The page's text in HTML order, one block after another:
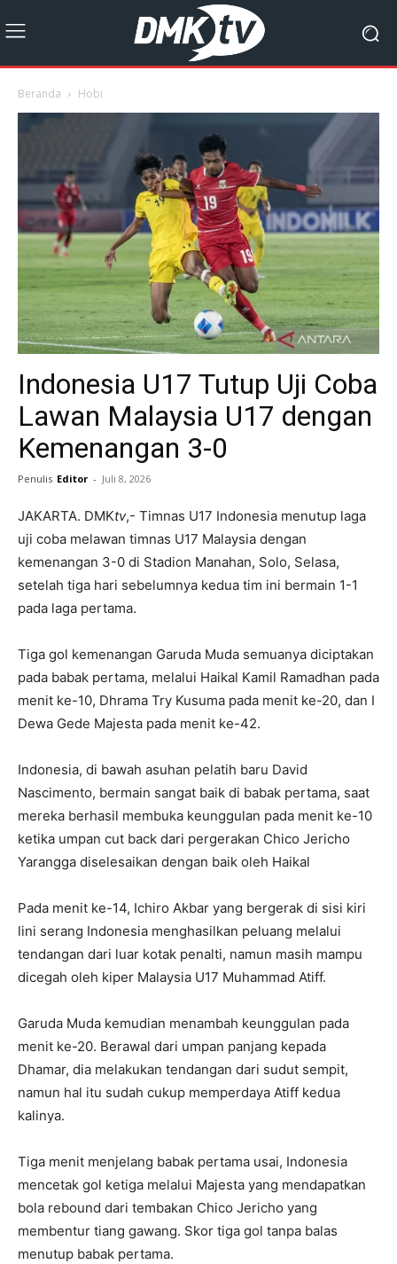
Beranda Hobi
Indonesia U17 Tutup Uji Coba
Lawan Malaysia U17 dengan
Kemenangan 3-0
Penulis Editor - Juli 8, 2026
JAKARTA. DMKtv,- Timnas U17 Indonesia menutup laga
uji coba melawan timnas U17 Malaysia dengan
kemenangan 3-0 di Stadion Manahan, Solo, Selasa,
setelah tiga hari sebelumnya kedua tim ini bermain 1-1
pada laga pertama.
Tiga gol kemenangan Garuda Muda semuanya diciptakan
pada babak pertama, melalui Haikal Kamil Ramadhan pada
menit ke-10, Dhrama Try Kusuma pada menit ke-20, dan I
Dewa Gede Majesta pada menit ke-42.
Indonesia, di bawah asuhan pelatih baru David
Nascimento, bermain sangat baik di babak pertama, saat
mereka berhasil membuka keunggulan pada menit ke-10
ketika umpan cut back dari pergerakan Chico Jericho
Yarangga diselesaikan dengan baik oleh Haikal
Pada menit ke-14, Ichiro Akbar yang bergerak di sisi kiri
lini serang Indonesia menghasilkan peluang melalui
tendangan dari luar kotak penalti, namun masih mampu
dicegah oleh kiper Malaysia U17 Muhammad Atiff.
Garuda Muda kemudian menambah keunggulan pada
menit ke-20. Berawal dari umpan panjang kepada
Dhamar, dia melakukan tendangan dari sudut sempit,
namun hal itu sudah cukup memperdaya Atiff kedua
kalinya.
Tiga menit menjelang babak pertama usai, Indonesia
mencetak gol ketiga melalui Majesta yang mendapatkan
bola rebound dari tembakan Chico Jericho yang
membentur tiang gawang. Skor tiga gol tanpa balas
menutup babak pertama.